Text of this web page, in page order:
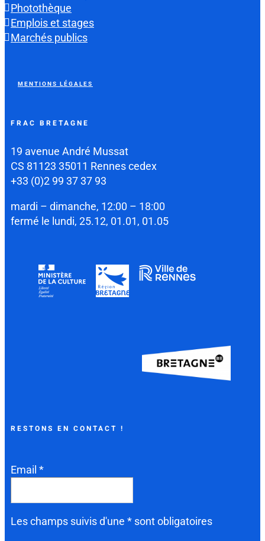
Photothèque
Emplois et stages
Marchés publics
MENTIONS LÉGALES
FRAC BRETAGNE
19 avenue André Mussat
CS 81123 35011 Rennes cedex
+33 (0)2 99 37 37 93
mardi – dimanche, 12:00 – 18:00
fermé le lundi, 25.12, 01.01, 01.05
RESTONS EN CONTACT !
Email *
Les champs suivis d'une * sont obligatoires